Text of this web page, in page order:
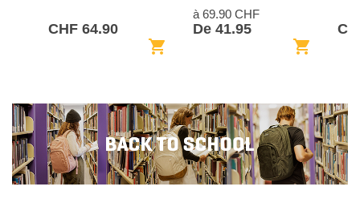
CHF 64.90
shopping_cart
à 69.90 CHF
De 41.95
shopping_cart